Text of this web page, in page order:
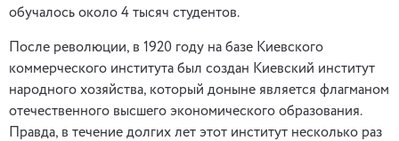
обучалось около 4 тысяч студентов.
После революции, в 1920 году на базе Киевского
коммерческого института был создан Киевский институт
народного хозяйства, который доныне является флагманом
отечественного высшего экономического образования.
Правда, в течение долгих лет этот институт несколько раз